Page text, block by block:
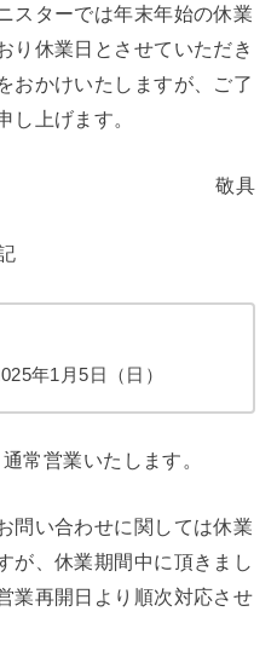
スターでは年末年始の休業
り休業日とさせていただき
おかけいたしますが、ご了
し上げます。
敬具
年1月5日（日）
常営業いたします。
問い合わせに関しては休業
が、休業期間中に頂きまし
業再開日より順次対応させ